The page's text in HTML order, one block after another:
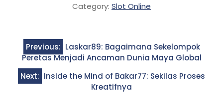
Category: Slot Online
Post
navigation
Previous: Laskar89: Bagaimana Sekelompok
Peretas Menjadi Ancaman Dunia Maya Global
Next: Inside the Mind of Bakar77: Sekilas Proses
Kreatifnya